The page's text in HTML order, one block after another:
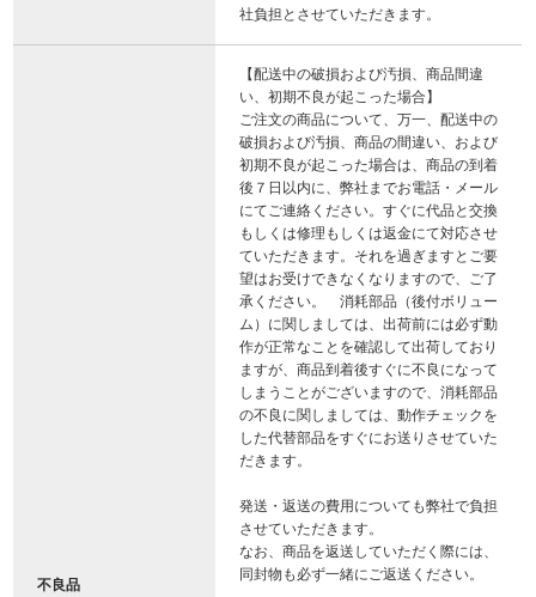
社負担とさせていただきます。
不良品
【配送中の破損および汚損、商品間違
い、初期不良が起こった場合】
ご注文の商品について、万一、配送中の
破損および汚損、商品の間違い、および
初期不良が起こった場合は、商品の到着
後７日以内に、弊社までお電話・メール
にてご連絡ください。すぐに代品と交換
もしくは修理もしくは返金にて対応させ
ていただきます。それを過ぎますとご要
望はお受けできなくなりますので、ご了
承ください。 消耗部品（後付ボリュー
ム）に関しましては、出荷前には必ず動
作が正常なことを確認して出荷しており
ますが、商品到着後すぐに不良になって
しまうことがございますので、消耗部品
の不良に関しましては、動作チェックを
した代替部品をすぐにお送りさせていた
だきます。
発送・返送の費用についても弊社で負担
させていただきます。
なお、商品を返送していただく際には、
同封物も必ず一緒にご返送ください。